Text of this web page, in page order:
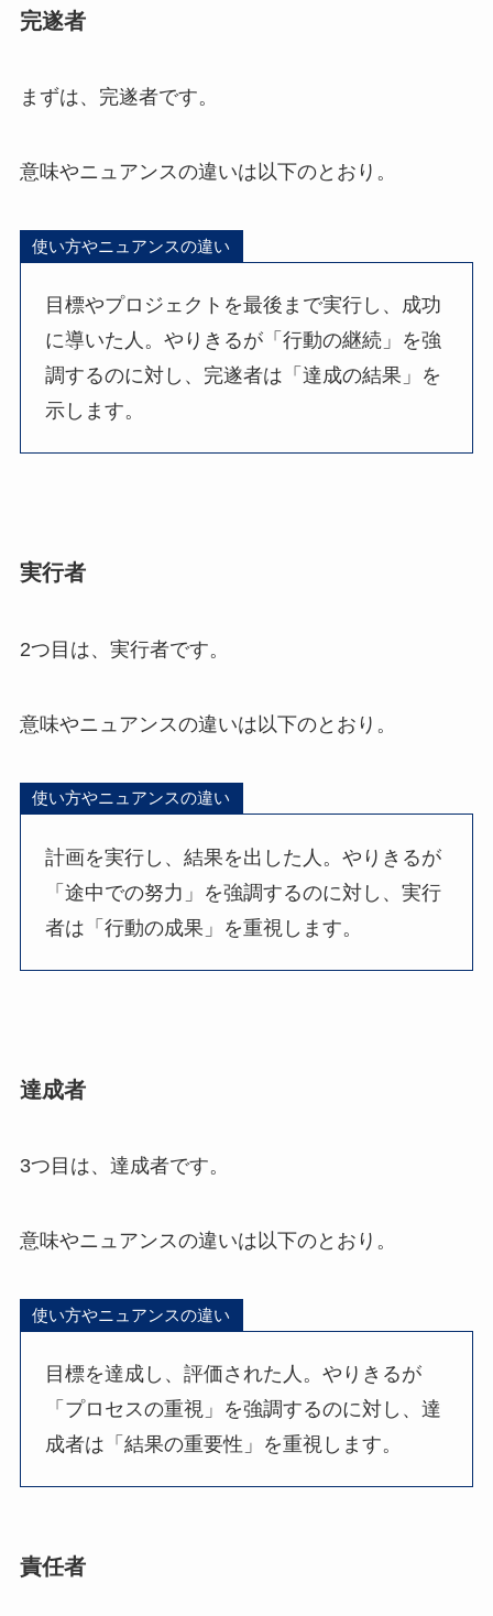
完遂者
まずは、完遂者です。
意味やニュアンスの違いは以下のとおり。
使い方やニュアンスの違い
目標やプロジェクトを最後まで実行し、成功
に導いた人。やりきるが「行動の継続」を強
調するのに対し、完遂者は「達成の結果」を
示します。
実行者
2つ目は、実行者です。
意味やニュアンスの違いは以下のとおり。
使い方やニュアンスの違い
計画を実行し、結果を出した人。やりきるが
「途中での努力」を強調するのに対し、実行
者は「行動の成果」を重視します。
達成者
3つ目は、達成者です。
意味やニュアンスの違いは以下のとおり。
使い方やニュアンスの違い
目標を達成し、評価された人。やりきるが
「プロセスの重視」を強調するのに対し、達
成者は「結果の重要性」を重視します。
責任者